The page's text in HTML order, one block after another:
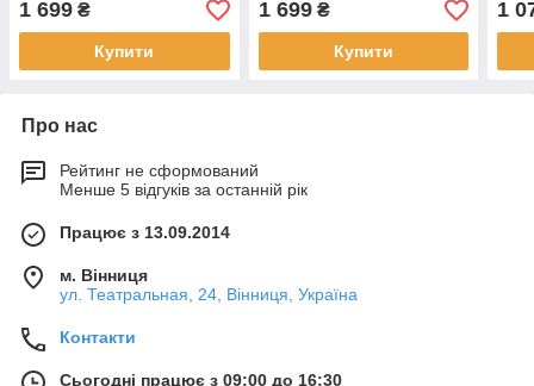
1 699 ₴
Купити
1 699₴
Купити
1
Про нас
Рейтинг не сформований
Менше 5 відгуків за останній рік
Працює з 13.09.2014
м. Вінниця
ул. Театральная, 24, Вінниця, Україна
Контакти
Сьогодні працює з 09:00 до 16:30